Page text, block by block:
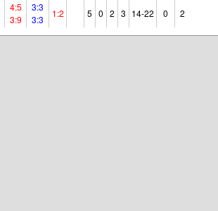
4:5
3:9
3:3
3:3
1:2 5 0 2 3 14-22 0 2